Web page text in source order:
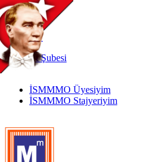
TR
|
EN
İnternetŞubesi
İSMMMO Üyesiyim
İSMMMO Stajyeriyim